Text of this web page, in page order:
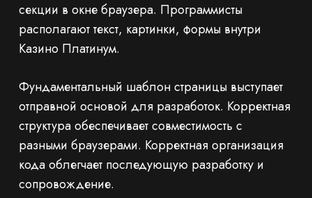
секции в окне браузера. Программисты
располагают текст, картинки, формы внутри
Казино Платинум.
Фундаментальный шаблон страницы выступает
отправной основой для разработок. Корректная
структура обеспечивает совместимость с
разными браузерами. Корректная организация
кода облегчает последующую разработку и
сопровождение.